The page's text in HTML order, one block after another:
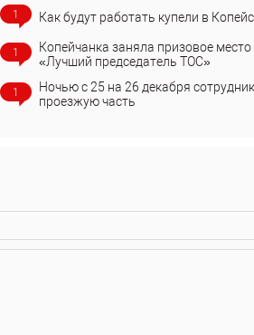
1 Как будут работать купели в
1
Копейчанка заняла призовое
«Лучший председатель ТОС»
1
Ночью с 25 на 26 декабря
проезжую часть